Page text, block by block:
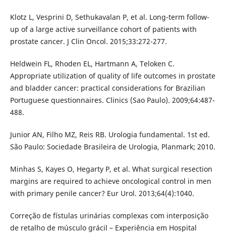
Klotz L, Vesprini D, Sethukavalan P, et al. Long-term follow-
up of a large active surveillance cohort of patients with
prostate cancer. J Clin Oncol. 2015;33:272-277.
Heldwein FL, Rhoden EL, Hartmann A, Teloken C.
Appropriate utilization of quality of life outcomes in prostate
and bladder cancer: practical considerations for Brazilian
Portuguese questionnaires. Clinics (Sao Paulo). 2009;64:487-
488.
Junior AN, Filho MZ, Reis RB. Urologia fundamental. 1st ed.
São Paulo: Sociedade Brasileira de Urologia, Planmark; 2010.
Minhas S, Kayes O, Hegarty P, et al. What surgical resection
margins are required to achieve oncological control in men
with primary penile cancer? Eur Urol. 2013;64(4):1040.
Correção de fístulas urinárias complexas com interposição
de retalho de músculo grácil – Experiência em Hospital